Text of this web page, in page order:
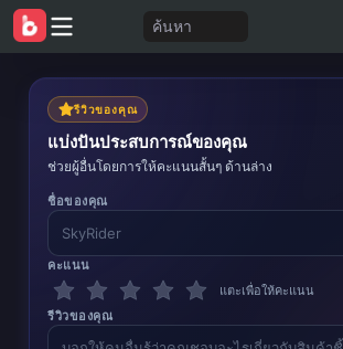
ค้นหา
รีวิวของคุณ
แบ่งปันประสบการณ์ของคุณ
ช่วยผู้อื่นโดยการให้คะแนนสั้นๆ ด้านล่าง
ชื่อของคุณ
คะแนน
แตะเพื่อให้คะแนน
รีวิวของคุณ